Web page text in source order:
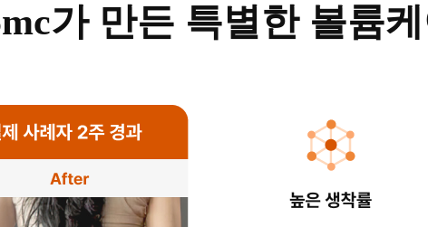
가 만든 특별한 볼륨케